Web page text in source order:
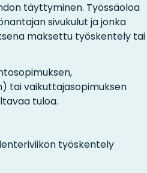
täyttyminen. Työssäoloa
sivukulut ja jonka
maksettu työskentely tai
tai vaikuttajasopimuksen
tuloa.
työskentely